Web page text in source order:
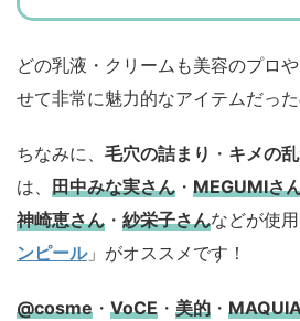
どの乳液・クリームも美容のプロ
せて非常に魅力的なアイテムだっ
ちなみに、 毛穴の詰まり ・ キメの
は、 田中みな実さん ・ MEGUMIさ
神崎恵さん ・ 紗栄子さんなどが使
ンピール」がオススメです！
@cosme ・ VoCE ・ 美的 ・